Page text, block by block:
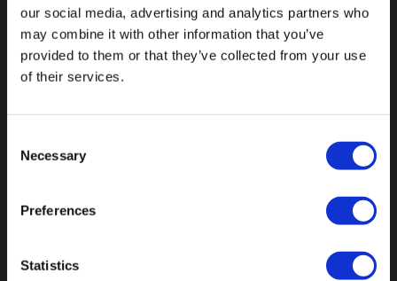
our social media, advertising and analytics partners who
may combine it with other information that you’ve
provided to them or that they’ve collected from your use
of their services.
Selection
Necessary
Preferences
Statistics
Fallen Sie mit einzigartigen